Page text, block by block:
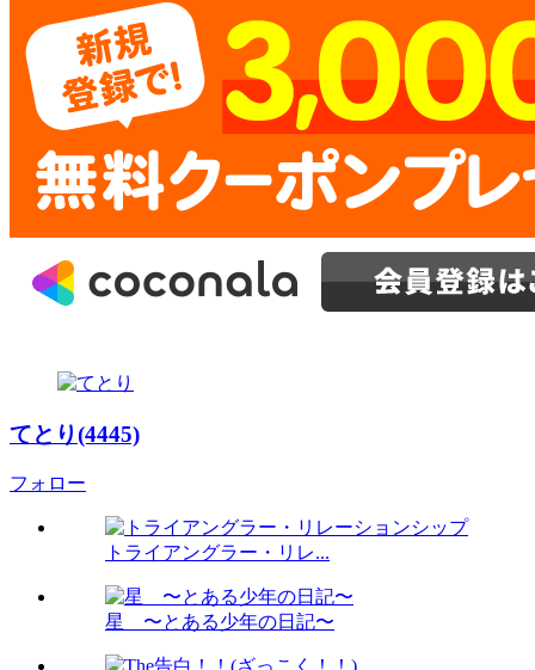
てとり(4445)
フォロー
トライアングラー・リレ...
星 〜とある少年の日記〜